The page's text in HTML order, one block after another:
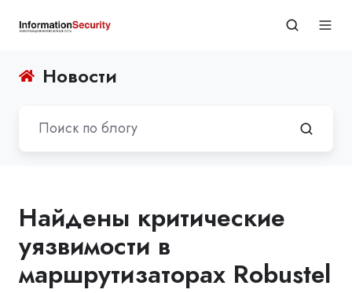
Новости
Найдены критические
уязвимости в
маршрутизаторах Robustel